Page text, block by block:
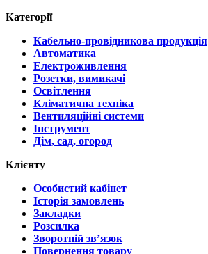
Категорії
Кабельно-провідникова продукція
Автоматика
Електроживлення
Розетки, вимикачі
Освітлення
Кліматична техніка
Вентиляційні системи
Інструмент
Дім, сад, огород
Клієнту
Особистий кабінет
Історія замовлень
Закладки
Розсилка
Зворотній зв’язок
Повернення товару